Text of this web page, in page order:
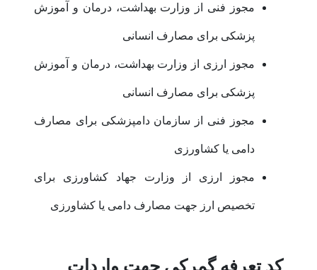
مجوز فنی از وزارت بهداشت، درمان و آموزش
پزشکی برای مصارف انسانی
مجوز ارزی از وزارت بهداشت، درمان و آموزش
پزشکی برای مصارف انسانی
مجوز فنی از سازمان دامپزشکی برای مصارف
دامی یا کشاورزی
مجوز ارزی از وزارت جهاد کشاورزی برای
تخصیص ارز جهت مصارف دامی یا کشاورزی
کد تعرفه گمرکی جهت واردات